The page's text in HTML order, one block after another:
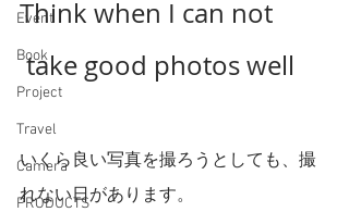
Event
Book
Project
Travel
Camera
PRODUCTS
Think when I can not
take good photos well
いくら良い写真を撮ろうとしても、撮
れない日があります。